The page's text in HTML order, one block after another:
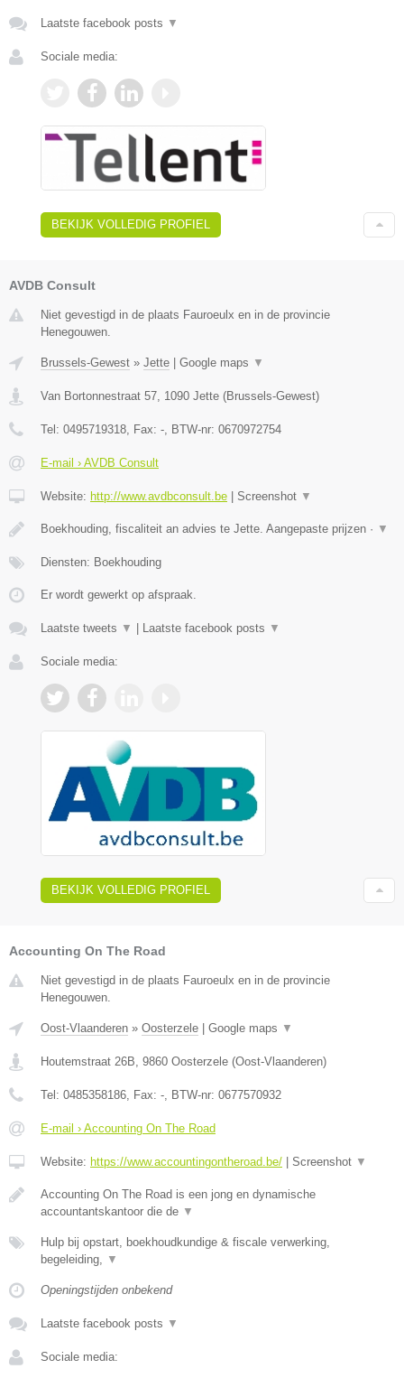
Laatste facebook posts ▼
Sociale media:
BEKIJK VOLLEDIG PROFIEL
AVDB Consult
Niet gevestigd in de plaats Fauroeulx en in de provincie
Henegouwen.
Brussels-Gewest » Jette Google maps ▼
Van Bortonnestraat 57, 1090 Jette (Brussels-Gewest)
Tel: 0495719318, Fax: -, BTW-nr: 0670972754
E-mail › AVDB Consult
Website: http://www.avdbconsult.be Screenshot ▼
Boekhouding, fiscaliteit an advies te Jette. Aangepaste prijzen · ▼
Diensten: Boekhouding
Er wordt gewerkt op afspraak.
Laatste tweets ▼ Laatste facebook posts ▼
Sociale media:
BEKIJK VOLLEDIG PROFIEL
Accounting On The Road
Niet gevestigd in de plaats Fauroeulx en in de provincie
Henegouwen.
Oost-Vlaanderen » Oosterzele Google maps ▼
Houtemstraat 26B 9860 Oosterzele (Oost-Vlaanderen)
Tel: 0485358186 , Fax: - , BTW-nr: 0677570932
E-mail › Accounting On The Road
Website: https://www.accountingontheroad.be/ Screenshot ▼
Accounting On The Road is een jong en dynamische
accountantskantoor die de ▼
Hulp bij opstart, boekhoudkundige & fiscale verwerking,
begeleiding,
▼
Openingstijden onbekend
Laatste facebook posts ▼
Sociale media: